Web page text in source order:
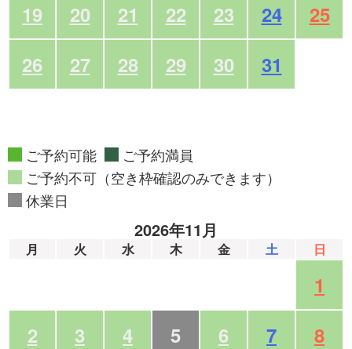
19
20 21 22 23 24
25
26
27 28 29 30 31
ご予約可能
ご予約満員
ご予約不可（空き枠確認のみできます）
休業日
2026年11月
月 火 水 木 金 土 日
1
2
3 4 5 6 7
8